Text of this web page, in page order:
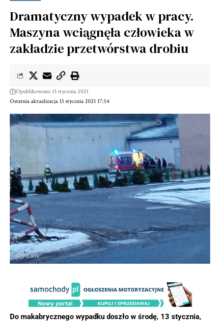
Dramatyczny wypadek w pracy.
Maszyna wciągnęła człowieka w
zakładzie przetwórstwa drobiu
Ostatnia aktualizacja 13 stycznia 2021 17:54
Opublikowano 13 stycznia 2021
Do makabrycznego wypadku doszło w środę, 13 stycznia,